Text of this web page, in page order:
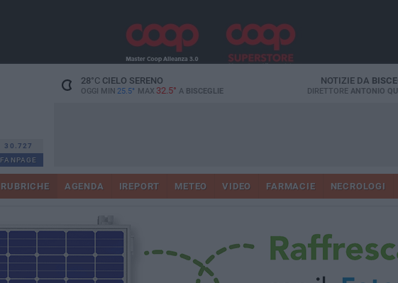
30.727
FANPAGE
28°CCIELO SERENO
OGGI MIN 25.5° MAX 32.5° A BISCEGLIE
NOTIZIE DA
DIRETTORE ANTONIO
RUBRICHE AGENDA IREPORT METEO VIDEO FARMACIE NECROLOGI